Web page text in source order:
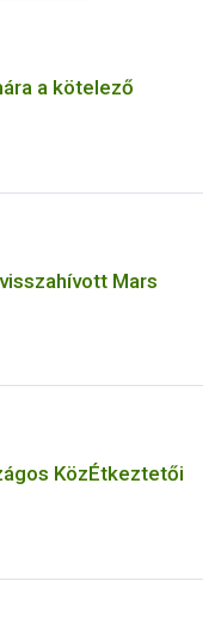
a kötelező
Mars
KözÉtkeztetői